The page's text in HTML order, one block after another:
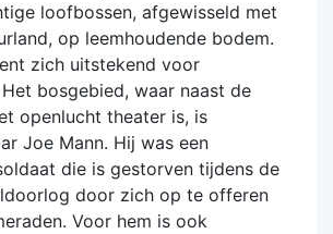
loofbossen, afgewisseld met
op leemhoudende bodem.
zich uitstekend voor
bosgebied, waar naast de
openlucht theater is, is
Joe Mann. Hij was een
die is gestorven tijdens de
door zich op te offeren
Voor hem is ook